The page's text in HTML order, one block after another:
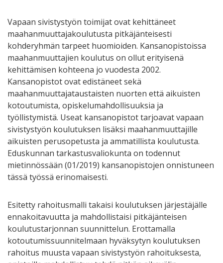
Vapaan sivistystyön toimijat ovat kehittäneet
maahanmuuttajakoulutusta pitkäjänteisesti
kohderyhmän tarpeet huomioiden. Kansanopistoissa
maahanmuuttajien koulutus on ollut erityisenä
kehittämisen kohteena jo vuodesta 2002.
Kansanopistot ovat edistäneet sekä
maahanmuuttajataustaisten nuorten että aikuisten
kotoutumista, opiskelumahdollisuuksia ja
työllistymistä. Useat kansanopistot tarjoavat vapaan
sivistystyön koulutuksen lisäksi maahanmuuttajille
aikuisten perusopetusta ja ammatillista koulutusta.
Eduskunnan tarkastusvaliokunta on todennut
mietinnössään (01/2019) kansanopistojen onnistuneen
tässä työssä erinomaisesti.
Esitetty rahoitusmalli takaisi koulutuksen järjestäjälle
ennakoitavuutta ja mahdollistaisi pitkäjänteisen
koulutustarjonnan suunnittelun. Erottamalla
kotoutumissuunnitelmaan hyväksytyn koulutuksen
rahoitus muusta vapaan sivistystyön rahoituksesta,